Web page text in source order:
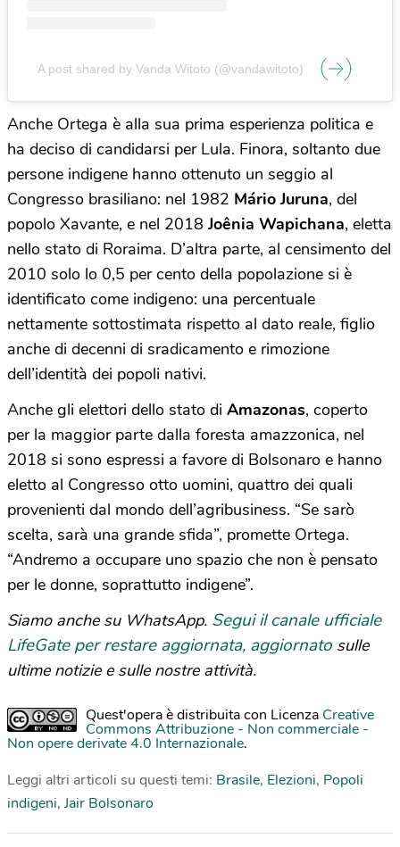
A post shared by Vanda Witoto (@vandawitoto)
Anche Ortega è alla sua prima esperienza politica e
ha deciso di candidarsi per Lula. Finora, soltanto due
persone indigene hanno ottenuto un seggio al
Congresso brasiliano: nel 1982 Mário Juruna, del
popolo Xavante, e nel 2018Joênia Wapichana, eletta
nello stato di Roraima. D’altra parte, al censimento del
2010 solo lo 0,5 per cento della popolazione si è
identificato come indigeno: una percentuale
nettamente sottostimata rispetto al dato reale, figlio
anche di decenni di sradicamento e rimozione
dell’identità dei popoli nativi.
Anche gli elettori dello stato di Amazonas, coperto
per la maggior parte dalla foresta amazzonica, nel
2018 si sono espressi a favore di Bolsonaro e hanno
eletto al Congresso otto uomini, quattro dei quali
provenienti dal mondo dell’agribusiness. “Se sarò
scelta, sarà una grande sfida”, promette Ortega.
“Andremo a occupare uno spazio che non è pensato
per le donne, soprattutto indigene”.
Siamo anche su WhatsApp. Segui il canale ufficiale
LifeGate per restare aggiornata, aggiornato sulle
ultime notizie e sulle nostre attività.
Quest'opera è distribuita con Licenza Creative
Commons Attribuzione - Non commerciale -
Non opere derivate 4.0 Internazionale.
Leggi altri articoli su questi temi: Brasile, Elezioni, Popoli
indigeni, Jair Bolsonaro